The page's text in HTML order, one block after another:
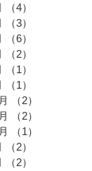
（4）
（3）
（6）
（2）
（1）
（1）
（2）
（2）
（1）
（2）
（2）